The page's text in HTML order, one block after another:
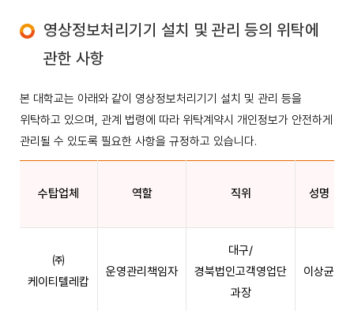
영상정보처리기기 설치 및 관리 등의 위탁에
관한 사항
본 대학교는 아래와 같이 영상정보처리기기 설치 및 관리 등을
위탁하고 있으며, 관계 법령에 따라 위탁계약시 개인정보가 안전하게
관리될 수 있도록 필요한 사항을 규정하고 있습니다.
수탑업체 역할 직위 성명
㈜
케이티텔레캅
운영관리책임자
대구/
경북법인고객영업단
과장
이상균